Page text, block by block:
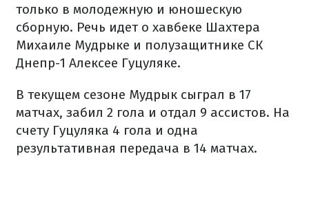
только в молодежную и юношескую
сборную. Речь идет о хавбеке Шахтера
Михаиле Мудрыке и полузащитнике СК
Днепр-1 Алексее Гуцуляке.
В текущем сезоне Мудрык сыграл в 17
матчах, забил 2 гола и отдал 9 ассистов. На
счету Гуцуляка 4 гола и одна
результативная передача в 14 матчах.